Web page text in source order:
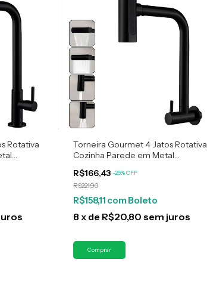
Rotativa
Torneira Gourmet 4 Jatos Rotativa
Cozinha Parede em Metal
R$166,43 -25%OFF
R$221,90
R$158,11 com Boleto
8 x de R$20,80 sem juros